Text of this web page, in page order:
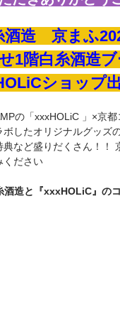
酒造 京まふ
1階白糸酒造ブ
ショップ
の「xxxHOLiC 」×京
したオリジナルグッズ
など盛りだくさん！！
ください
酒造と『xxxHOLiC』の